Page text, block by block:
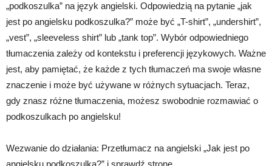
„podkoszulka” na język angielski. Odpowiedzią na pytanie „jak
jest po angielsku podkoszulka?” może być „T-shirt”, „undershirt”,
„vest”, „sleeveless shirt” lub „tank top”. Wybór odpowiedniego
tłumaczenia zależy od kontekstu i preferencji językowych. Ważne
jest, aby pamiętać, że każde z tych tłumaczeń ma swoje własne
znaczenie i może być używane w różnych sytuacjach. Teraz,
gdy znasz różne tłumaczenia, możesz swobodnie rozmawiać o
podkoszulkach po angielsku!
Wezwanie do działania: Przetłumacz na angielski „Jak jest po
angielsku podkoszulka?” i sprawdź stronę